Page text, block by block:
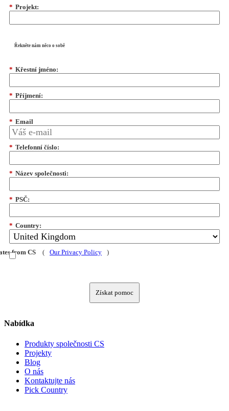
* Projekt:
Řekněte nám něco o sobě
* Křestní jméno:
* Příjmení:
* Email
* Telefonní číslo:
* Název společnosti:
* PSČ:
* Country:
from CS ( Our Privacy Policy )
Získat pomoc
Nabídka
Produkty společnosti CS
Projekty
Blog
O nás
Kontaktujte nás
Pick Country